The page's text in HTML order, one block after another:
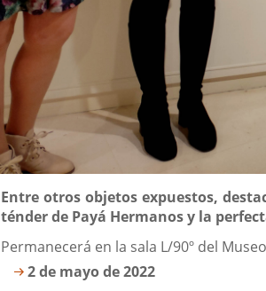
Entre otros objetos expuestos,
ténder de Payá Hermanos y la
Permanecerá en la sala L/90º del
2 de mayo de 2022